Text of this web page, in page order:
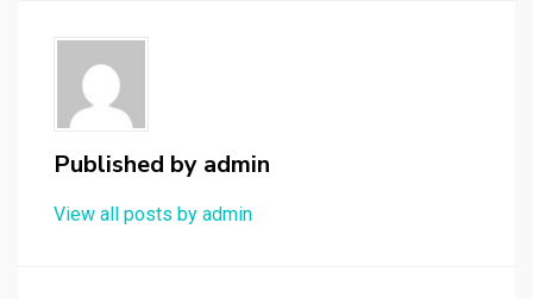
Published by admin
View all posts by admin